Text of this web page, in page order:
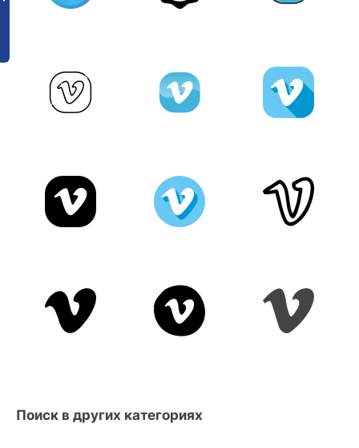
Поиск в других категориях